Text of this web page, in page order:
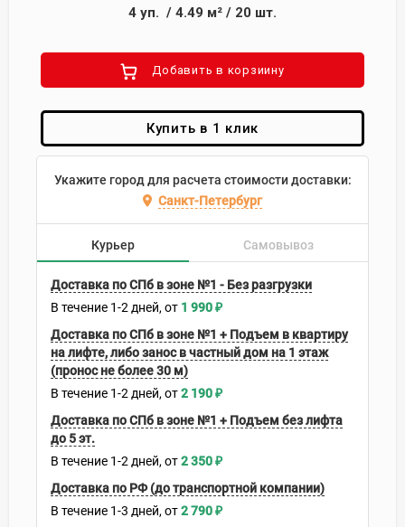
4 уп. / 4.49 м² / 20 шт.
Добавить в корзиину
Купить в 1 клик
Укажите город для расчета стоимости доставки:
Санкт-Петербург
Курьер Самовывоз
Доставка по СПб в зоне №1 - Без разгрузки
В течение 1-2 дней 1 990₽
Доставка по СПб в зоне №1 + Подъем в квартиру
на лифте, либо занос в частный дом на 1 этаж
(пронос не более 30 м)
В течение 1-2 дней 2 190₽
Доставка по СПб в зоне №1 + Подъем без лифта
до 5 эт.
В течение 1-2 дней 2 350₽
Доставка по РФ (до транспортной компании)
В течение 1-3 дней 2 790₽